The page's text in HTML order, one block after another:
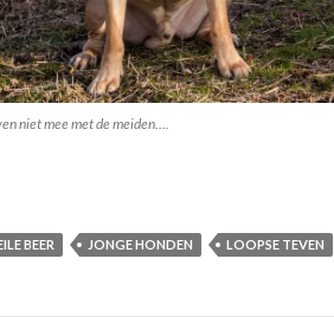
niet mee met de meiden….
loopse teven in een roedel!
BEER JONGE HONDEN LOOPSE TEVEN